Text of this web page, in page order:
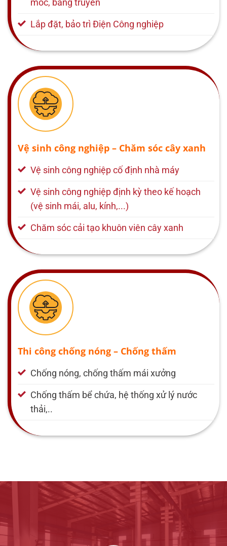
móc, băng truyền
Lắp đặt, bảo trì Điện Công nghiệp
Vệ sinh công nghiệp – Chăm sóc cây xanh
Vệ sinh công nghiệp cố định nhà máy
Vệ sinh công nghiệp định kỳ theo kế hoạch
(vệ sinh mái, alu, kính,...)
Chăm sóc cải tạo khuôn viên cây xanh
Thi công chống nóng – Chống thấm
Chống nóng, chống thấm mái xưởng
Chống thấm bể chứa, hệ thống xử lý nước
thải,..